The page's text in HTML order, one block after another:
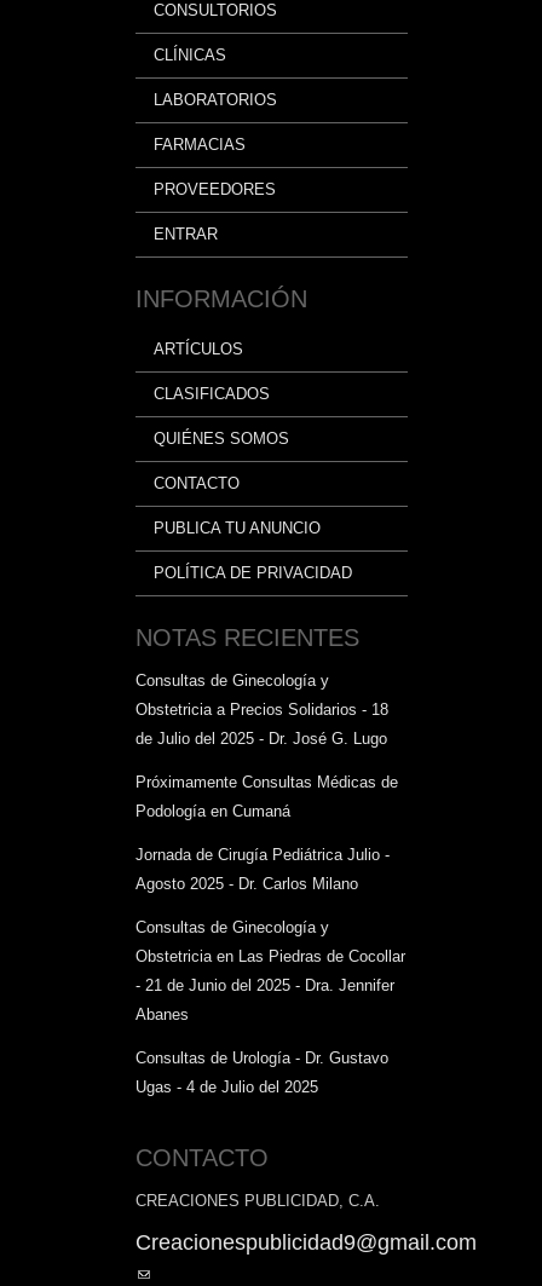
CONSULTORIOS
CLÍNICAS
LABORATORIOS
FARMACIAS
PROVEEDORES
ENTRAR
INFORMACIÓN
ARTÍCULOS
CLASIFICADOS
QUIÉNES SOMOS
CONTACTO
PUBLICA TU ANUNCIO
POLÍTICA DE PRIVACIDAD
NOTAS RECIENTES
Consultas de Ginecología y
Obstetricia a Precios Solidarios - 18
de Julio del 2025 - Dr. José G. Lugo
Próximamente Consultas Médicas de
Podología en Cumaná
Jornada de Cirugía Pediátrica Julio -
Agosto 2025 - Dr. Carlos Milano
Consultas de Ginecología y
Obstetricia en Las Piedras de Cocollar
- 21 de Junio del 2025 - Dra. Jennifer
Abanes
Consultas de Urología - Dr. Gustavo
Ugas - 4 de Julio del 2025
CONTACTO
CREACIONES PUBLICIDAD, C.A.
Creacionespublicidad9@gmail.com
(link